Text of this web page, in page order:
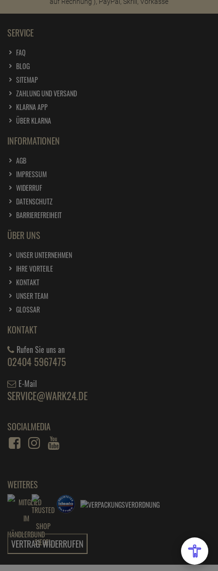
SERVICE
FAQ
BLOG
SITEMAP
ZAHLUNG UND VERSAND
KLARNA APP
ÜBER KLARNA
INFORMATIONEN
AGB
IMPRESSUM
WIDERRUF
DATENSCHUTZ
BARRIEREFREIHEIT
ÜBER UNS
UNSER UNTERNEHMEN
IHRE VORTEILE
KONTAKT
UNSER TEAM
GLOSSAR
KONTAKT
Rufen Sie uns an
02404 5967475
E-Mail
SERVICE@WARK24.DE
SOCIALMEDIA
WEITERES
VERTRAG WIDERRUFEN